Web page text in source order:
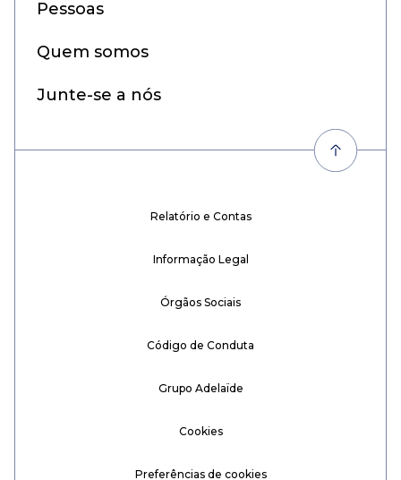
Pessoas
Quem somos
Junte-se a nós
Relatório e Contas
Informação Legal
Órgãos Sociais
Código de Conduta
Grupo Adelaïde
Cookies
Preferências de cookies